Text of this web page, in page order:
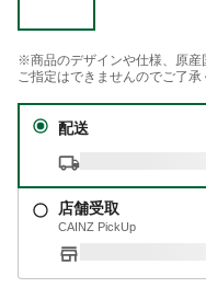
※商品のデザインや仕様、原産
ご指定はできませんのでご了承
配送
店舗受取
CAINZ PickUp